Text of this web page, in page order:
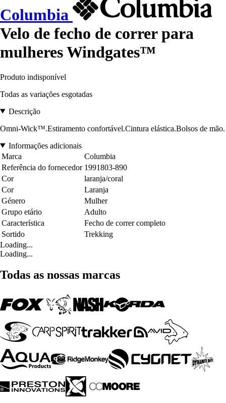
Columbia
Velo de fecho de correr para
mulheres Windgates™
Produto indisponível
Todas as variações esgotadas
Descrição
Omni-Wick™.Estiramento confortável.Cintura elástica.Bolsos de mão.
Informações adicionais
Marca
Columbia
Referência do fornecedor 1991803-890
Cor
laranja/coral
Cor
Laranja
Género
Mulher
Grupo etário
Adulto
Característica
Fecho de correr completo
Sortido
Trekking
Loading...
Loading...
Todas as nossas marcas